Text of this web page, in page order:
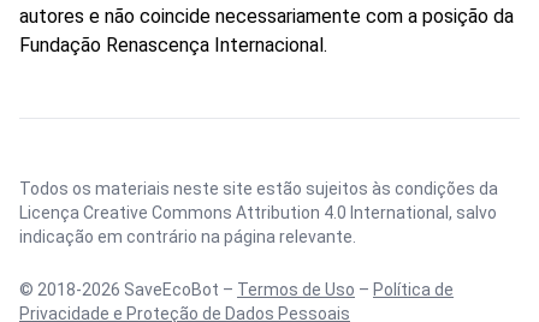
autores e não coincide necessariamente com a posição da
Fundação Renascença Internacional.
Todos os materiais neste site estão sujeitos às condições da
Licença Creative Commons Attribution 4.0 International , salvo
indicação em contrário na página relevante.
© 2018-2026 SaveEcoBot – Termos de Uso – Política de
Privacidade e Proteção de Dados Pessoais